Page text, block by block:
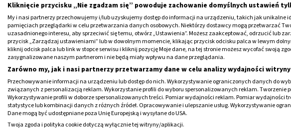
Utrogestan, 200 mg,
kapsułki dopochwowe
miękkie, 15 szt.
42,08 PLN
Prenatal Duo, witaminy
dla kobiet w ciąży (od 13.
tygodnia) i karmiących
piersią, kapsułki, 60 szt.+
30 szt. (DHA, laktoferyna,
cholina)
82,49 PLN
Jak wygląda opieka nad kobietą w ciąży?
Kliknięcie przycisku „Nie zgadzam się” powoduje zachowanie domyślnych ustawień
My i nasi partnerzy przechowujemy i/lub uzyskujemy dostęp do informacji na urządzeniu, takich jak unikalne
pamięciach przeglądarki w celu przetwarzania danych osobowych. Niektórzy dostawcy mogą przetwarzać
uzasadnionego interesu, aby sprzeciwić się temu, otwórz „Ustawienia”. Możesz zaakceptować, odrzucić lub
przycisk „Zarządzaj ustawieniami” lub w dowolnym momencie, klikając przycisk odcisku palca w lewym
kliknij odcisk palca lub link w stopce serwisu i kliknij pozycję Moje dane, na tej stronie możesz wycofać swoją
zasygnalizowane naszym partnerom i nie będą miały wpływu na dane przeglądania.
Zarówno my, jak i nasi partnerzy przetwarzamy dane w celu analizy wydajności
Przechowywanie informacji na urządzeniu lub dostęp do nich. Wykorzystywanie ograniczonych danych do
związanych z personalizacją reklam. Wykorzystanie profili do wyboru spersonalizowanych reklam. Tworzenie
Wykorzystywanie profili w doborze spersonalizowanych treści. Pomiar wydajności reklam. Pomiar wydajności
statystyce lub kombinacji danych z różnych źródeł. Opracowywanie i ulepszanie usług. Wykorzystywanie
Dane mogą być udostępniane poza Unię Europejską i wysyłane do USA.
Twoja zgoda i polityka cookie dotyczą wyłącznie tej witryny/aplikacji.